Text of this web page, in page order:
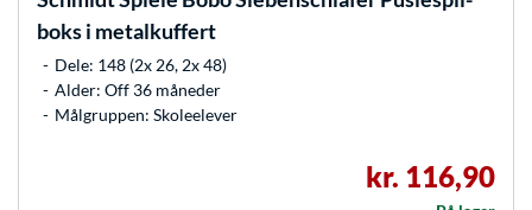
boks i metalkuffert
Dele: 148 (2x 26, 2x 48)
Alder: Off 36 måneder
Målgruppen: Skoleelever
kr. 116,90